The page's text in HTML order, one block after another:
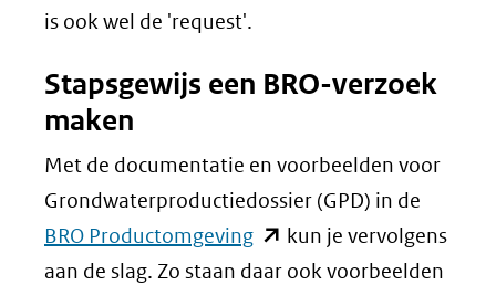
is ook wel de 'request'.
Stapsgewijs een BRO-verzoek
maken
Met de documentatie en voorbeelden voor
Grondwaterproductiedossier (GPD) in de
BRO Productomgeving(opent
in
kun je vervolgens
aan de slag. Zo staan daar ook voorbeelden